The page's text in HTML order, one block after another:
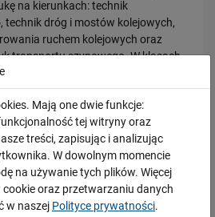
na kierunkach: technik
technik dróg i mostów kolejowych,
ruchem kolejowych oraz
transportu szynowego. W klasach
się ponad 500 osób. W 2014
88 umów stypendialnych.
nauki, Spółka gwarantuje
związane z reaktywowaniem
do tego, by kształcenie
w ścisłym powiązaniu z
Linie Kolejowe S.A. wspierają
utworzenie kierunków kolejowych,
i organizacji programu praktyk
Katowic. Gotowy jest ważny wiadukt
Mają one dwie funkcje:
tej witryny oraz
treści, zapisując i analizując
W dowolnym momencie
na używanie tych plików. Więcej
oraz przetwarzaniu danych
w naszej Polityce prywatności.